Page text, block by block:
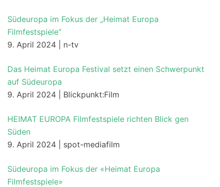
Südeuropa im Fokus der „Heimat Europa
Filmfestspiele“
9. April 2024 | n-tv
Das Heimat Europa Festival setzt einen Schwerpunkt
auf Südeuropa
9. April 2024 | Blickpunkt:Film
HEIMAT EUROPA Filmfestspiele richten Blick gen
Süden
9. April 2024 | spot-mediafilm
Südeuropa im Fokus der «Heimat Europa
Filmfestspiele»